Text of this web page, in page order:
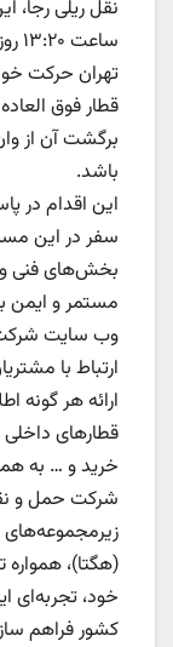
نقل ریلی رجا،
تهران حرکت
باشد.
این اقدام در
سفر در این
بخش‌های فنی و
مستمر و ایمن
ارائه هر گونه
قطارهای
خرید و … به
شرکت حمل و
(هگتا)، همواره
خود، تجربه‌ای
کشور فراهم